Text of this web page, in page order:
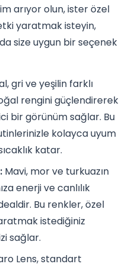
arıyor olun, ister özel
yaratmak isteyin,
size uygun bir seçenek
gri ve yeşilin farklı
rengini güçlendirerek
bir görünüm sağlar. Bu
kolayca uyum
katar.
Mavi, mor ve turkuazın
enerji ve canlılık
Bu renkler, özel
istediğiniz
sağlar.
Lens, standart